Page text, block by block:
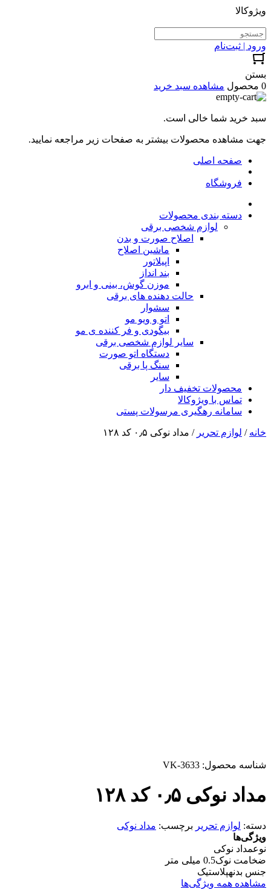
ویژوکالا
ورود | ثبت‌نام
بستن
0 محصول
مشاهده سبد خرید
سبد خرید شما خالی است.
جهت مشاهده محصولات بیشتر به صفحات زیر مراجعه نمایید.
صفحه اصلی
فروشگاه
دسته بندی محصولات
لوازم شخصی برقی
اصلاح صورت و بدن
ماشین اصلاح
اپیلاتور
بند انداز
موزن گوش، بینی و ابرو
حالت دهنده های برقی
سشوار
اتو و ویو مو
بیگودی و فر کننده ی مو
سایر لوازم شخصی برقی
دستگاه اتو صورت
سنگ پا برقی
سایر
محصولات تخفیف دار
تماس با ویژوکالا
سامانه رهگیری مرسولات پستی
خانه / لوازم تحریر / مداد نوکی ۰٫۵ کد ۱۲۸
شناسه محصول: VK-3633
مداد نوکی ۰٫۵ کد ۱۲۸
دسته: لوازم تحریر برچسب: مداد نوکی
ویژگی‌ها
نوعمداد نوکی
ضخامت نوک0.5 میلی متر
جنس بدنهپلاستیک
مشاهده همه ویژگی‌ها